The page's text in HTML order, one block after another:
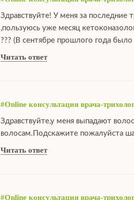
Здравствуйте! У меня за
,пользуюсь уже месяц
??? (В сентябре прошлого года
Читать ответ
#Online консультация врача-
Здравствуйте,у меня выпадают
волосам.Подскажите пожалуйста
Читать ответ
#Online консультация врача-